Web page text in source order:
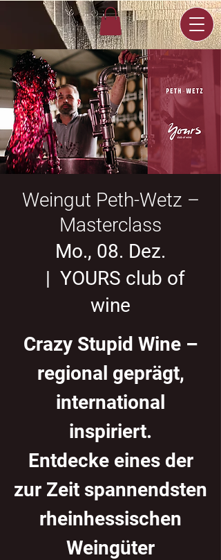
Weingut Peth-Wetz –
Masterclass
Mo., 08. Dez.
  |
YOURS club of
wine
Crazy Stupid Wine –
regional geprägt,
international
inspiriert.
Entdecke eines der
zur Zeit spannendsten
rheinhessischen
Weingüter